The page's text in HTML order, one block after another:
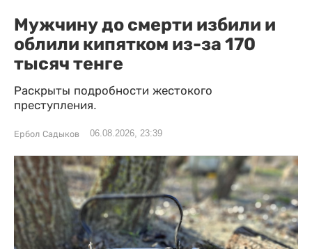
Мужчину до смерти избили и
облили кипятком из-за 170
тысяч тенге
Раскрыты подробности жестокого
преступления.
Ербол Садыков 06.08.2026, 23:39